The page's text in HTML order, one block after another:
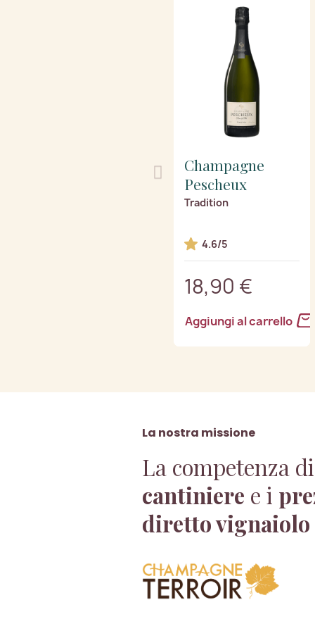
Champagne
Pescheux
Tradition
4.6/5
18,90 €
Aggiungi al carrello
La nostra missione
La competenza
cantiniere e i
diretto